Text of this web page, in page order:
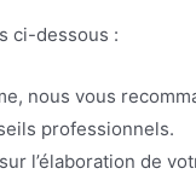
ci-dessous :
nous vous
professionnels.
l’élaboration de